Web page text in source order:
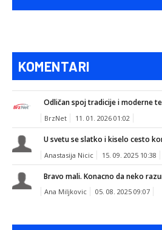
KOMENTARI
Odličan spoj tradicije i moderne
BrzNet 11. 01. 2026 01:02
U svetu se slatko i kiselo cesto
Anastasija Nicic 15. 09. 2025 10:38
Bravo mali. Konacno da neko
Ana Miljkovic 05. 08. 2025 09:07